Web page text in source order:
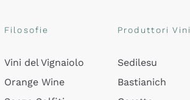
Filosofie
Vini del Vignaiolo
Orange Wine
Produttori Vini
Sedilesu
Bastianich